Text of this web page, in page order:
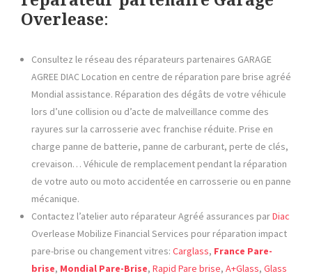
Overlease:
Consultez le réseau des réparateurs partenaires GARAGE
AGREE DIAC Location en centre de réparation pare brise agréé
Mondial assistance. Réparation des dégâts de votre véhicule
lors d’une collision ou d’acte de malveillance comme des
rayures sur la carrosserie avec franchise réduite. Prise en
charge panne de batterie, panne de carburant, perte de clés,
crevaison… Véhicule de remplacement pendant la réparation
de votre auto ou moto accidentée en carrosserie ou en panne
mécanique.
Contactez l’atelier auto réparateur Agréé assurances parDiac
Overlease Mobilize Financial Services pour réparation impact
pare-brise ou changement vitres: Carglass, France Pare-
brise, Mondial Pare-Brise, Rapid Pare brise, A+Glass, Glass